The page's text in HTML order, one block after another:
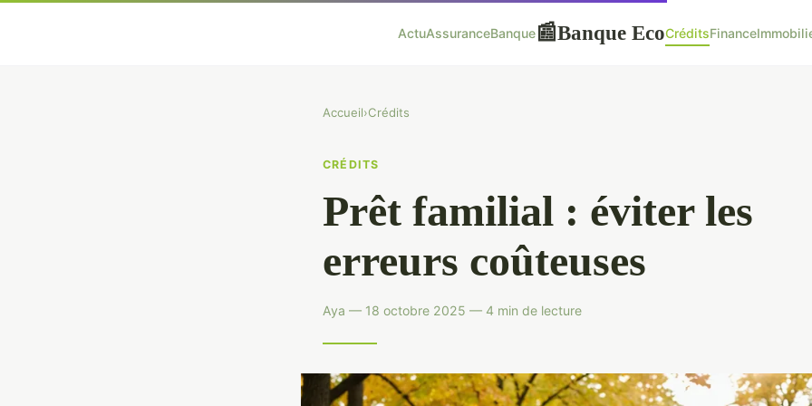
ActuAssuranceBanque📰Banque EcoCréditsFinance
Accueil›Crédits
CRÉDITS
Prêt familial : éviter les
erreurs coûteuses
Aya — 18 octobre 2025 — 4 min de lecture